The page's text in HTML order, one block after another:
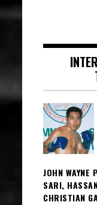
JOHN WAYNE
SARI,
CHRISTIAN